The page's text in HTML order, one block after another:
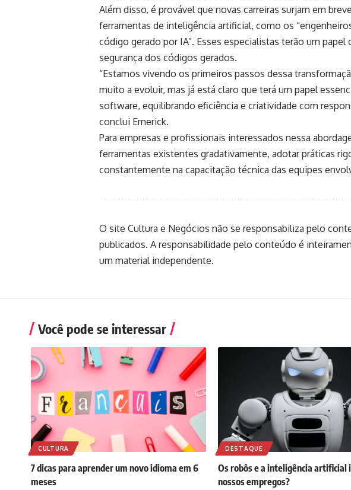
Além disso, é provável que novas carreiras surjam em
ferramentas de inteligência artificial, como os
código gerado por IA”. Esses especialistas terão um papel
segurança dos códigos gerados.
“Estamos vivendo os primeiros passos dessa
muito a evoluir, mas já está claro que terá um papel
software, equilibrando eficiência e criatividade com
conclui Emerick.
Para empresas e profissionais interessados nessa
ferramentas existentes gradativamente, adotar práticas
constantemente na capacitação técnica das equipes
O site Cultura e Negócios não se responsabiliza pelo
publicados. A responsabilidade pelo conteúdo é
um material independente.
Você pode se interessar
CULTURA
7 dicas para aprender um novo idioma em 6
meses
DESTAQUE
Os robôs e a inteligência artificial
nossos empregos?